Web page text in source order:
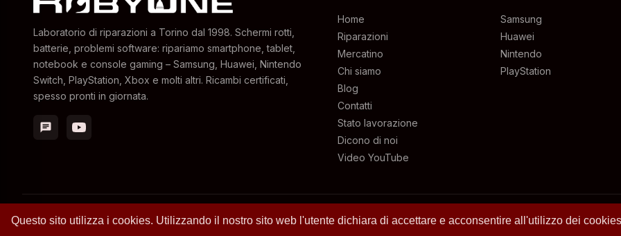
Questo sito utilizza i cookies. Utilizzando il nostro sito web l'utente dichiara di accettare e acconsentire all'utilizzo dei
Laboratorio di riparazioni a Torino dal 1998. Schermi rotti,
batterie, problemi software: ripariamo smartphone, tablet,
notebook e console gaming – Samsung, Huawei, Nintendo
Switch, PlayStation, Xbox e molti altri. Ricambi certificati,
spesso pronti in giornata.
chat
Home
Riparazioni
Mercatino
Chi siamo
Blog
Contatti
Stato lavorazione
Dicono di noi
Video YouTube
Samsung
Huawei
Nintendo
PlayStation
– 2026 RobyOne – Laboratorio riparazioni specializzato a Torino – P.IVA 07636130010